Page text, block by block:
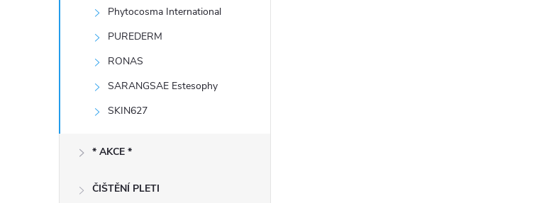
Phytocosma International
PUREDERM
RONAS
SARANGSAE Estesophy
SKIN627
* AKCE *
ČIŠTĚNÍ PLETI